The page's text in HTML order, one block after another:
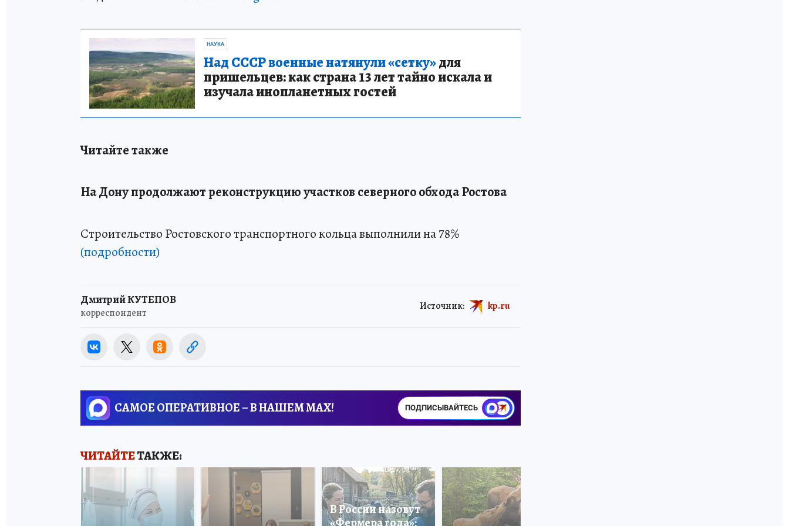
НАУКА
Над СССР военные натянули «сетку»для
пришельцев: как страна 13 лет тайно искала и
изучала инопланетных гостей
Читайте также
На Дону продолжают реконструкцию участков северного обхода Ростова
Строительство Ростовского транспортного кольца выполнили на 78%
(подробности)
Дмитрий КУТЕПОВ
корреспондент
Источник: kp.ru
САМОЕ ОПЕРАТИВНОЕ – В НАШЕМ MAX! ПОДПИСЫВАЙТЕСЬ
ЧИТАЙТЕТАКЖЕ:
В России назовут